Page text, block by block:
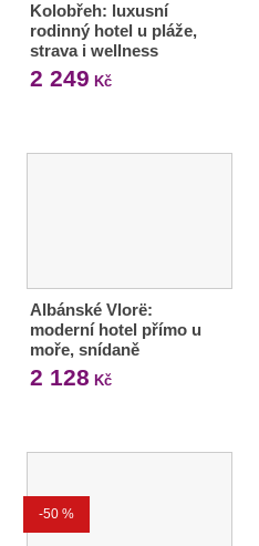
Kolobřeh: luxusní
rodinný hotel u pláže,
strava i wellness
2 249 Kč
Albánské Vlorë:
moderní hotel přímo u
moře, snídaně
2 128 Kč
-50 %